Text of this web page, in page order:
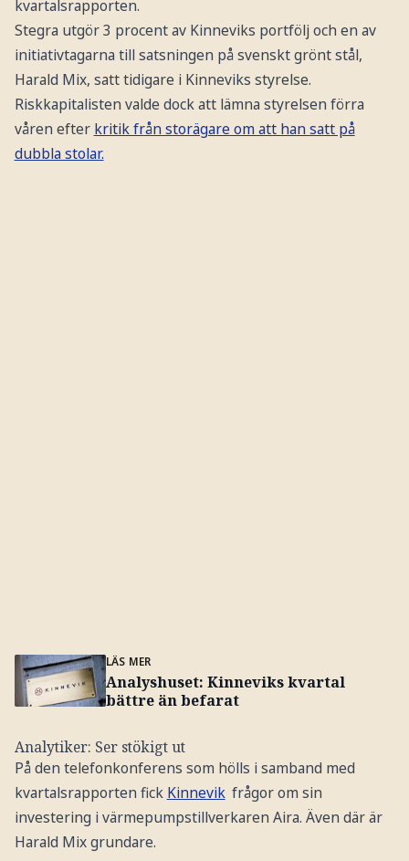
kvartalsrapporten.
Stegra utgör 3 procent av Kinneviks portfölj och en av
initiativtagarna till satsningen på svenskt grönt stål,
Harald Mix, satt tidigare i Kinneviks styrelse.
Riskkapitalisten valde dock att lämna styrelsen förra
våren efter kritik från storägare om att han satt på
dubbla stolar.
LÄS MER
Analyshuset: Kinneviks kvartal
bättre än befarat
Analytiker: Ser stökigt ut
På den telefonkonferens som hölls i samband med
kvartalsrapporten fick Kinnevik frågor om sin
investering i värmepumpstillverkaren Aira. Även där är
Harald Mix grundare.